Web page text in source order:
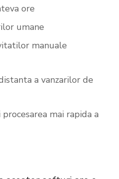
ore
umane
manuale
a vanzarilor de
mai rapida a